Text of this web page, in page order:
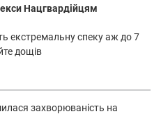
Нацгвардійцям
екстремальну спеку аж до 7
дощів
захворюваність на